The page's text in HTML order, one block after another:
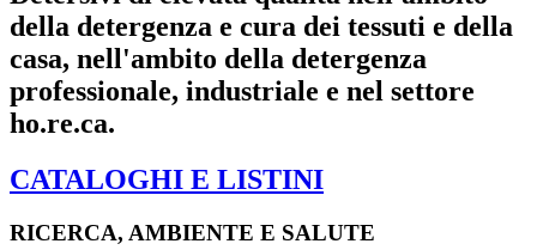
della detergenza e cura dei tessuti e della
casa, nell'ambito della detergenza
professionale, industriale e nel settore
ho.re.ca.
CATALOGHI E LISTINI
RICERCA, AMBIENTE E SALUTE